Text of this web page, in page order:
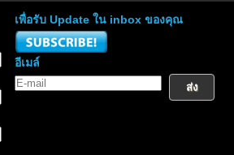
เพื่อรับ Update ใน inbox ของคุณ
อีเมล์
ส่ง